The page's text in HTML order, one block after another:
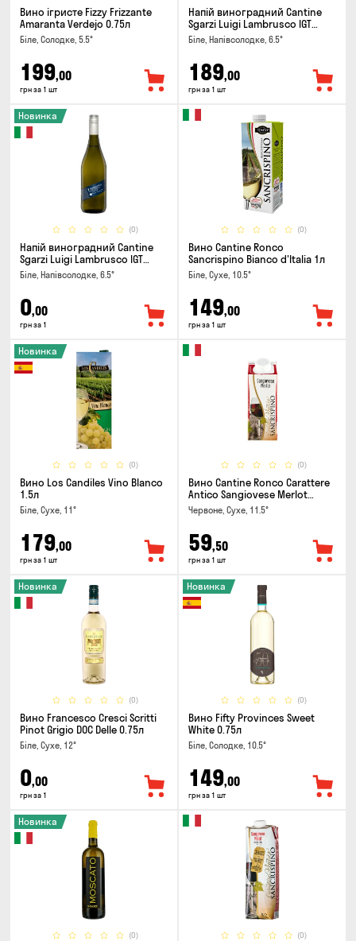
Вино ігристе Fizzy Frizzante
Amaranta Verdejo 0.75л
Біле, Солодке, 5.5°
199,00
грн за 1 шт
Напій виноградний Cantine
Sgarzi Luigi Lambrusco IGT
Emilia Bianca Frizziante 0.75л
Біле, Напівсолодке, 6.5°
189,00
грн за 1 шт
(0)
Новинка
Напій виноградний Cantine
Sgarzi Luigi Lambrusco IGT
Emilia Bianca Frizziante 0.75л
Біле, Напівсолодке, 6.5°
0,00
грн за 1
(0)
Вино Cantine Ronco
Sancrispino Bianco d'Italia 1л
Біле, Сухе, 10.5°
149,00
грн за 1 шт
(0)
Новинка
Вино Los Candiles Vino Blanco
1.5л
Біле, Сухе, 11°
179,00
грн за 1 шт
(0)
Вино Cantine Ronco Carattere
Antico Sangiovese Merlot
Rubicone IGT 0.25л
Червоне, Сухе, 11.5°
59,50
грн за 1 шт
(0)
Новинка
Вино Francesco Cresci Scritti
Pinot Grigio DOC Delle 0.75л
Біле, Сухе, 12°
0,00
грн за 1
(0)
Новинка
Вино Fifty Provinces Sweet
White 0.75л
Біле, Солодке, 10.5°
149,00
грн за 1 шт
(0)
Новинка
(0)